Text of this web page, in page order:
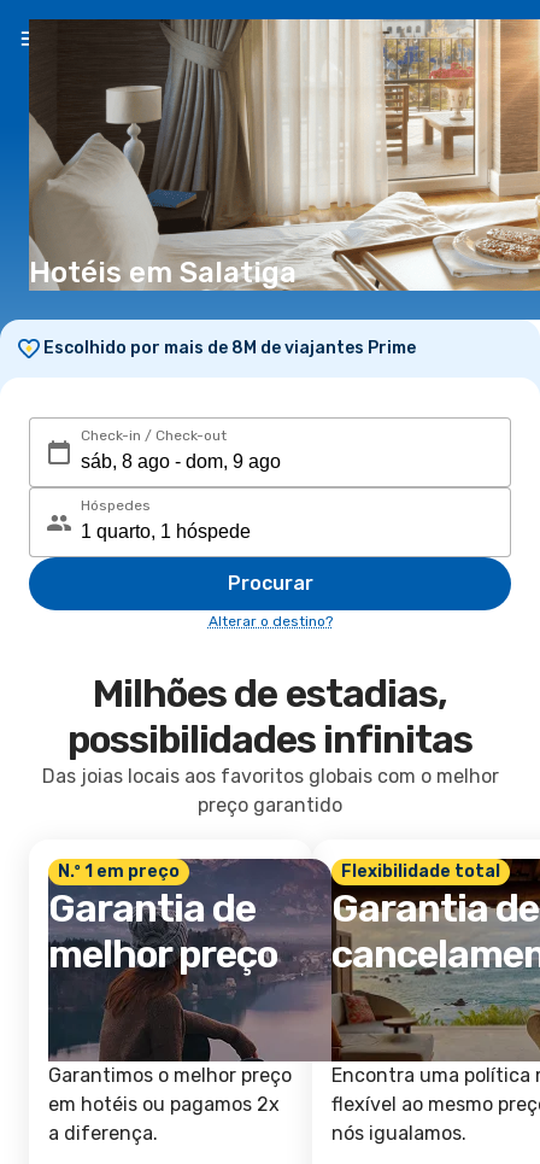
PT(€)
Hotéis em Salatiga
Escolhido por mais de 8M de viajantes Prime
Check-in / Check-out
Hóspedes
Procurar
Alterar o destino?
Milhões de estadias,
possibilidades infinitas
Das joias locais aos favoritos globais com o melhor
preço garantido
N.º 1 em preço
Garantia de
melhor preço
Garantimos o melhor preço
em hotéis ou pagamos 2x
a diferença.
Flexibilidade total
Garantia de
Encontra uma política
flexível ao mesmo
nós igualamos.